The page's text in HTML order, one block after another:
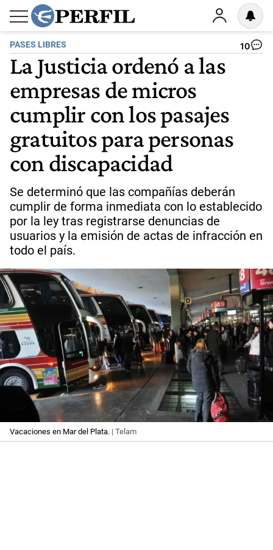
PASES LIBRES 10
La Justicia ordenó a las
empresas de micros
cumplir con los pasajes
gratuitos para personas
con discapacidad
Se determinó que las compañías deberán
cumplir de forma inmediata con lo establecido
por la ley tras registrarse denuncias de
usuarios y la emisión de actas de infracción en
todo el país.
Vacaciones en Mar del Plata. | Telam